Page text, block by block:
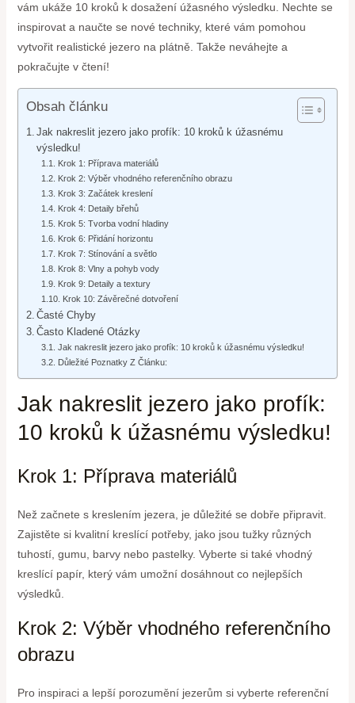
vám ukáže 10 kroků k dosažení úžasného výsledku. Nechte se
inspirovat a naučte se nové techniky, které vám pomohou
vytvořit realistické jezero na plátně. Takže neváhejte a
pokračujte v čtení!
Obsah článku
Jak nakreslit jezero jako profík: 10 kroků k úžasnému
výsledku!
Krok 1: Příprava materiálů
Krok 2: Výběr vhodného referenčního obrazu
Krok 3: Začátek kreslení
Krok 4: Detaily břehů
Krok 5: Tvorba vodní hladiny
Krok 6: Přidání horizontu
Krok 7: Stínování a světlo
Krok 8: Vlny a pohyb vody
Krok 9: Detaily a textury
Krok 10: Závěrečné dotvoření
Časté Chyby
Často Kladené Otázky
Jak nakreslit jezero jako profík: 10 kroků k úžasnému výsledku!
Důležité Poznatky Z Článku:
Jak nakreslit jezero jako profík:
10 kroků k úžasnému výsledku!
Krok 1: Příprava materiálů
Než začnete s kreslením jezera, je důležité se dobře připravit.
Zajistěte si kvalitní kreslící potřeby, jako jsou tužky různých
tuhostí, gumu, barvy nebo pastelky. Vyberte si také vhodný
kreslící papír, který vám umožní dosáhnout co nejlepších
výsledků.
Krok 2: Výběr vhodného referenčního
obrazu
Pro inspiraci a lepší porozumění jezerům si vyberte referenční